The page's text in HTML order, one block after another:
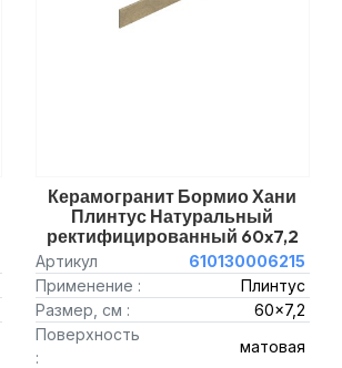
Керамогранит Бормио Хани
Плинтус Натуральный
ректифицированный 60x7,2
Артикул
610130006215
Применение :
Плинтус
Размер, см :
60x7,2
Поверхность
:
матовая